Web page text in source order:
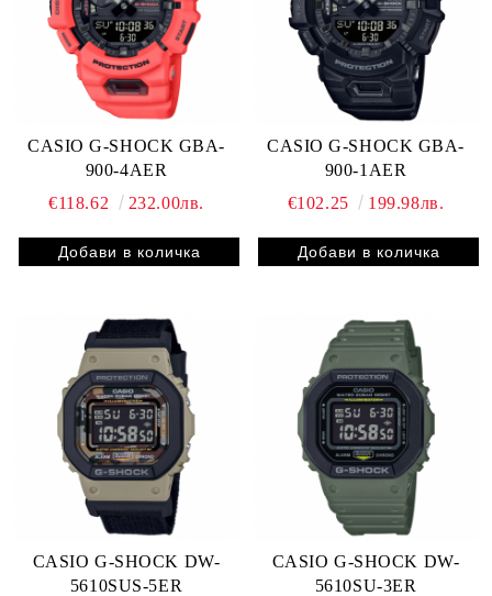
CASIO G-SHOCK GBA-
900-4AER
€118.62
232.00лв.
CASIO G-SHOCK GBA-
900-1AER
€102.25
199.98лв.
CASIO G-SHOCK DW-
5610SUS-5ER
CASIO G-SHOCK DW-
5610SU-3ER